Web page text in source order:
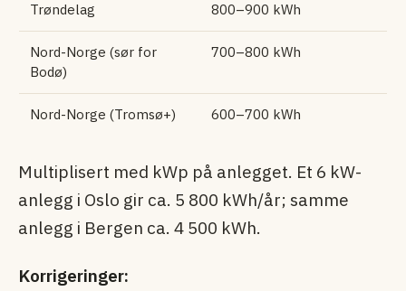
Trøndelag 800–900 kWh
Nord-Norge (sør for
Bodø)
700–800 kWh
Nord-Norge (Tromsø+) 600–700 kWh
Multiplisert med kWp på anlegget. Et 6 kW-
anlegg i Oslo gir ca. 5 800 kWh/år; samme
anlegg i Bergen ca. 4 500 kWh.
Korrigeringer: